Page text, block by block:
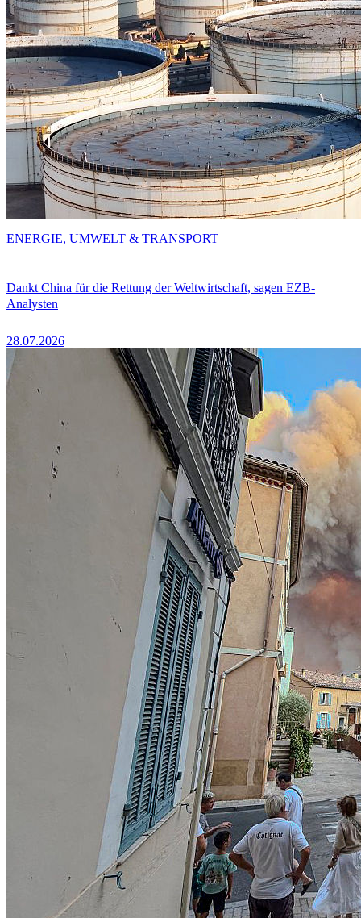
Dankt China für die Rettung der Weltwirtschaft, sagen EZB-
Analysten
28.07.2026
ENERGIE, UMWELT & TRANSPORT